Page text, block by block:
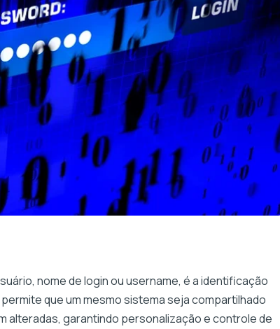
nome de login ou username, é a identificação
que um mesmo sistema seja compartilhado
alteradas, garantindo personalização e controle de